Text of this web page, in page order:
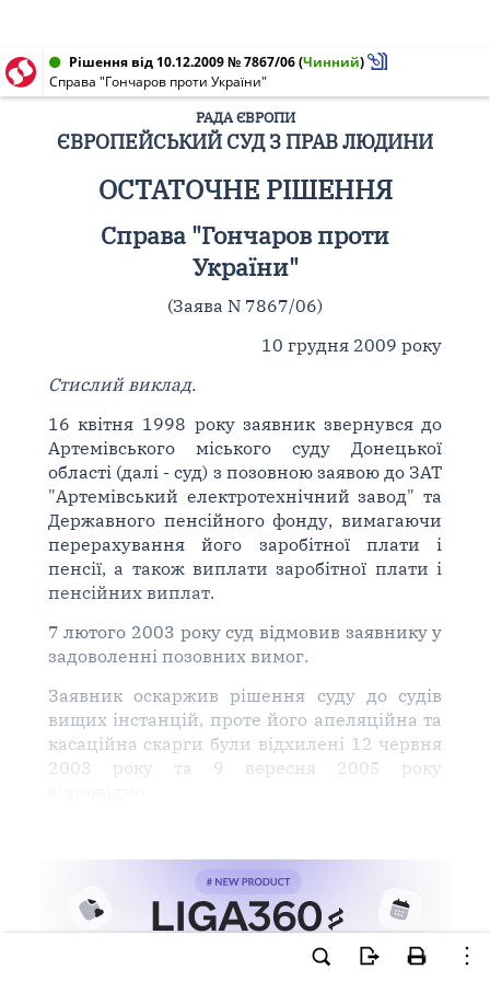
Рішення від 10.12.2009 № 7867/06(Чинний)
Справа "Гончаров проти України"
РАДА ЄВРОПИ
ЄВРОПЕЙСЬКИЙ СУД З ПРАВ ЛЮДИНИ
ОСТАТОЧНЕ РІШЕННЯ
Справа "Гончаров проти
України"
(Заява N 7867/06)
10 грудня 2009 року
Стислий виклад.
16 квітня 1998 року заявник звернувся до
Артемівського міського суду Донецької
області (далі - суд) з позовною заявою до ЗАТ
"Артемівський електротехнічний завод" та
Державного пенсійного фонду, вимагаючи
перерахування його заробітної плати і
пенсії, а також виплати заробітної плати і
пенсійних виплат.
7 лютого 2003 року суд відмовив заявнику у
задоволенні позовних вимог.
Заявник оскаржив рішення суду до судів
вищих інстанцій, проте його апеляційна та
касаційна скарги були відхилені 12 червня
2003 року та 9 вересня 2005 року